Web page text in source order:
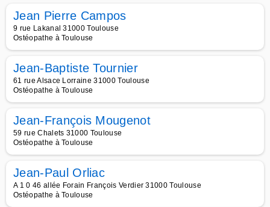
Jean Pierre Campos
9 rue Lakanal 31000 Toulouse
Ostéopathe à Toulouse
Jean-Baptiste Tournier
61 rue Alsace Lorraine 31000 Toulouse
Ostéopathe à Toulouse
Jean-François Mougenot
59 rue Chalets 31000 Toulouse
Ostéopathe à Toulouse
Jean-Paul Orliac
A 1 0 46 allée Forain François Verdier 31000 Toulouse
Ostéopathe à Toulouse